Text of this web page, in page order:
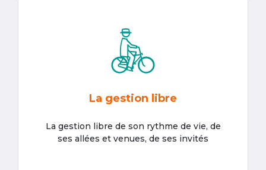
La gestion libre
La gestion libre de son rythme de vie, de
ses allées et venues, de ses invités